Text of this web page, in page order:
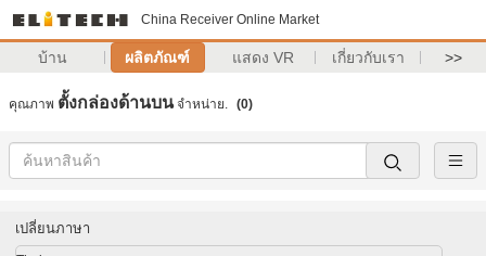
China Receiver Online Market
บ้าน ผลิตภัณฑ์ แสดง VR เกี่ยวกับเรา >>
คุณภาพ ตั้งกล่องด้านบนจําหน่าย. (0)
เปลี่ยนภาษา